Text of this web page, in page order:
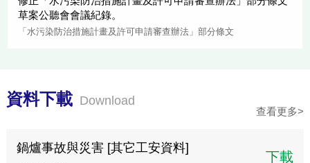
草案公聽會會議紀錄。
「水污染防治措施計畫及許可申請審查辦法」部分條文
資料下載 Download
查看更多>
鍋爐事故與災害 [其它工安資料]
下載